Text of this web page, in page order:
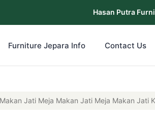
Hasan Putra
Furniture Jepara Info Contact Us
Jati Meja Makan Jati Meja Makan Jati